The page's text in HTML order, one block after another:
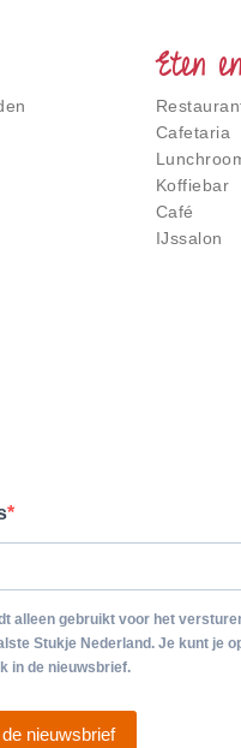
Eten
Cafetaria
Koffiebar
Café
IJssalon
alleen gebruikt voor het
Stukje Nederland. Je kunt je
in de nieuwsbrief.
nieuwsbrief